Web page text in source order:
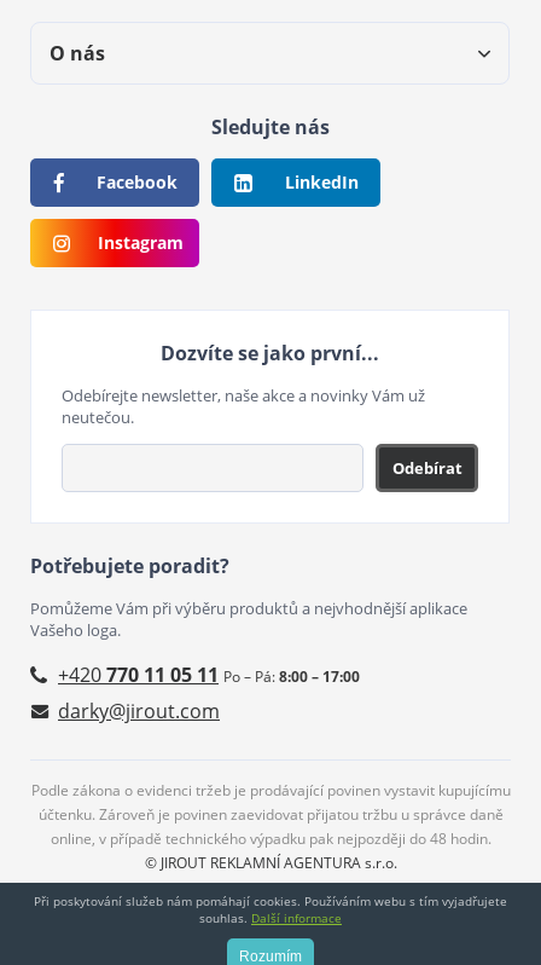
O nás
Sledujte nás
Facebook LinkedIn
Instagram
Dozvíte se jako první...
Odebírejte newsletter, naše akce a novinky Vám už
neutečou.
Odebírat
Potřebujete poradit?
Pomůžeme Vám při výběru produktů a nejvhodnější aplikace
Vašeho loga.
+420770 11 05 11 Po – Pá:8:00 – 17:00
darky@jirout.com
Podle zákona o evidenci tržeb je prodávající povinen vystavit kupujícímu
účtenku. Zároveň je povinen zaevidovat přijatou tržbu u správce daně
online, v případě technického výpadku pak nejpozději do 48 hodin.
© JIROUT REKLAMNÍ AGENTURA s.r.o.
Při poskytování služeb nám pomáhají cookies. Používáním webu s tím vyjadřujete
souhlas. Další informace
Rozumím